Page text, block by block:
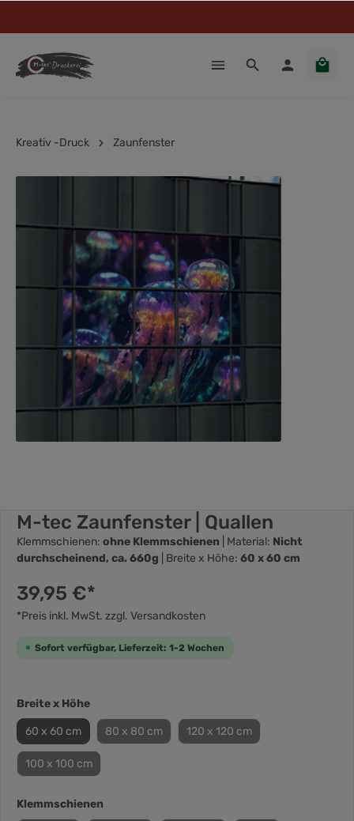
Kreativ -Druck Zaunfenster
M-tec Zaunfenster | Quallen
Klemmschienen: ohne Klemmschienen | Material: Nicht
durchscheinend, ca. 660g
| Breite x Höhe: 60 x 60 cm
39,95 €*
*Preis inkl. MwSt. zzgl. Versandkosten
Sofort verfügbar, Lieferzeit: 1-2 Wochen
Breite x Höhe
60 x 60 cm 80 x 80 cm 120 x 120 cm
100 x 100 cm
Klemmschienen